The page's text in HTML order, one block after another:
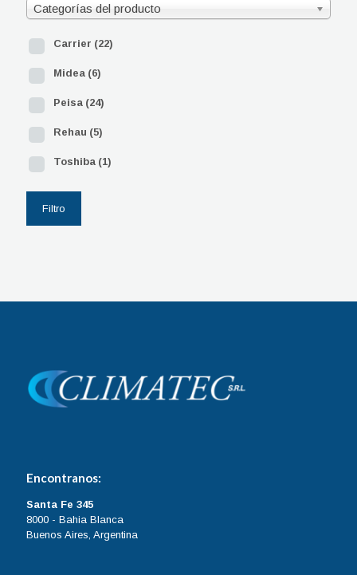
Categorías del producto
Carrier (22)
Midea (6)
Peisa (24)
Rehau (5)
Toshiba (1)
Filtro
Encontranos:
Santa Fe 345
8000 - Bahia Blanca
Buenos Aires, Argentina